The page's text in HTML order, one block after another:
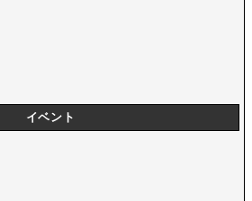
イベント